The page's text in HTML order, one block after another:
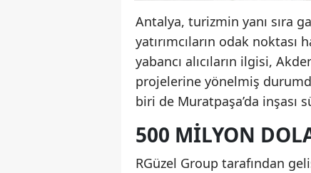
Antalya, turizmin yanı sıra
yatırımcıların odak noktası
yabancı alıcıların ilgisi,
projelerine yönelmiş
biri de Muratpaşa’da inşası
500 MILYON
RGüzel Group tarafından